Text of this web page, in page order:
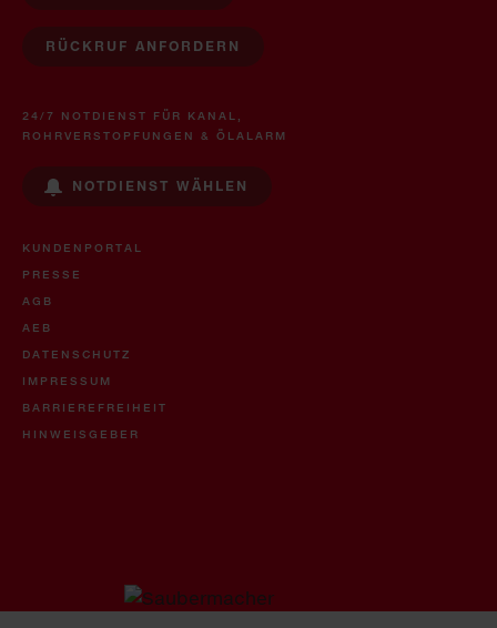
RÜCKRUF ANFORDERN
24/7 NOTDIENST FÜR KANAL,
ROHRVERSTOPFUNGEN & ÖLALARM
NOTDIENST WÄHLEN
KUNDENPORTAL
PRESSE
AGB
AEB
DATENSCHUTZ
IMPRESSUM
BARRIEREFREIHEIT
HINWEISGEBER